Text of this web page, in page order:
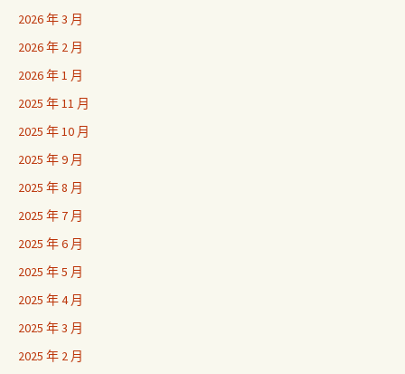
2026 年 3 月
2026 年 2 月
2026 年 1 月
2025 年 11 月
2025 年 10 月
2025 年 9 月
2025 年 8 月
2025 年 7 月
2025 年 6 月
2025 年 5 月
2025 年 4 月
2025 年 3 月
2025 年 2 月